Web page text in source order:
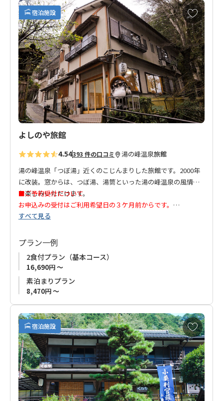
て帰っていただきたい。温泉を愛する大人が全てをかけた温泉
好きのためのお宿、『伊せや』であなたの体が蘇るのを感じて
ください。
こちらのお宿にはエレベーターがございません。
客室にはテレビ、冷蔵庫の備え付けがございません。
予めご了承ください。
◆毎月20日・21日は休業日です。
◆現在 お宿事情により「素泊まりプラン」のみの販売となって
おります。
宿泊施設
お
気
に
入
り
に
追
加
よしのや旅館
4.54393 件の口コミ 湯の峰温泉旅館
湯の峰温泉「つぼ湯」近くのこじんまりした旅館です。2000年
に改装。窓からは、つぼ湯、湯筒といった湯の峰温泉の風情を
お楽しみいただけます。
湯の峰温泉を流れる湯の谷のせせらぎと温泉街をゆく人々の下
に心地よく響きます。
露天風呂は貸切となっており、さらに夜間いつでも利用できる
ので、旅の温泉宿を何倍も楽しめるでしょう。
大規模旅館ではありませんが、ゆっくりとおくつろぎいただけ
ます。
■ご予約受付について
お申込みの受付はご利用希望日の３ケ月前からです。
連泊はお受けできません。ご了承ください。
すべて見る
プラン一例
2食付プラン（基本コース）
16,690円 ～
素泊まりプラン
8,470円 ～
宿泊施設
お
気
に
入
り
に
追
加